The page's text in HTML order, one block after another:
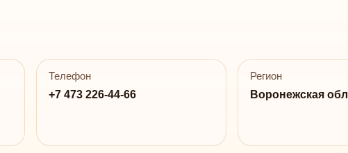
Телефон
+7 473 226-44-66
Регион
Воронежская обл